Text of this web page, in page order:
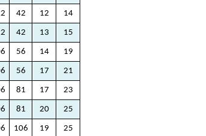
42 12 14
42 13 15
56 14 19
56 17 21
81 17 23
81 20 25
106 19 25